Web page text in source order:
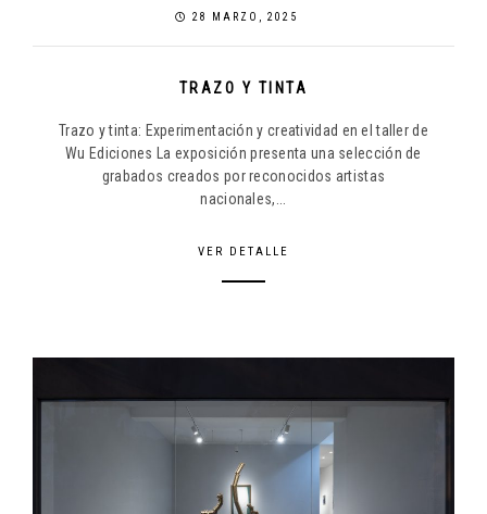
28 MARZO, 2025
TRAZO Y TINTA
Trazo y tinta: Experimentación y creatividad en el taller de
Wu Ediciones La exposición presenta una selección de
grabados creados por reconocidos artistas
nacionales,...
VER DETALLE